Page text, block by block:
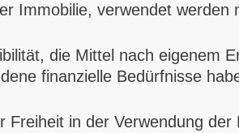
Immobilie, verwendet werden
die Mittel nach eigenem
finanzielle Bedürfnisse
Freiheit in der Verwendung